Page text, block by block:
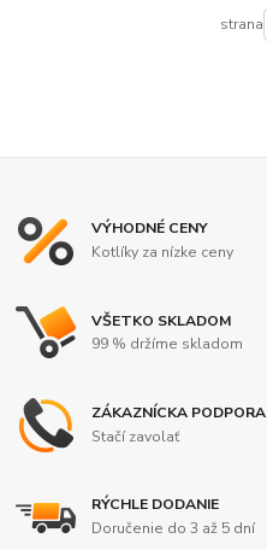
strana
VÝHODNÉ CENY
Kotlíky za nízke ceny
VŠETKO SKLADOM
99 % držíme skladom
ZÁKAZNÍCKA PODPORA
Stačí zavolať
RÝCHLE DODANIE
Doručenie do 3 až 5 dní